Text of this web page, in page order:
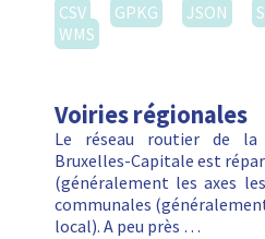
CSV
GPKG JSON
WMS
Voiries régionales
Le réseau routier de la
Bruxelles-Capitale est
(généralement les axes
communales
local). A peu près …